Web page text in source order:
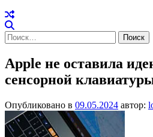
Найти:
Apple не оставила
сенсорной
Опубликовано в 09.05.2024 автор: